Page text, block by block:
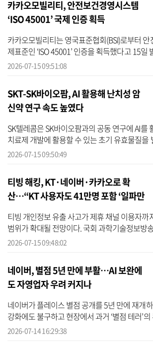
카카오모빌리티, 안전보건경영시스템
‘ISO 45001’ 국제 인증 획득
카카오모빌리티는 영국표준협회(BSI)로부터
제표준인 ‘ISO 45001’ 인증을 획득했다고 15일
국제표준화기구(ISO)가 제정한 산업안전보건 경
2026-07-15 09:51:08
SKT-SK바이오팜, AI 활용해 난치성 암
신약 연구 속도 높였다
SK텔레콤은 SK바이오팜과의 공동 연구에 AI를
치료제 개발에 활용할 수 있는 초기 유효물질을
혔다. 양사는 이번 연구를 통해 암세포 표면에 나
2026-07-15 09:50:49
티빙 해킹, KT·네이버·카카오로 확
산…“KT 사용자도 41만명 포함 ‘일파만
파’”
티빙 개인정보 유출 사고가 제휴 채널 이용자까
범위가 확대될 전망이다. 국회 과학기술정보방
정헌 더불어민주당 의원실이 과학기술정보통신
2026-07-15 09:48:02
네이버, 별점 5년 만에 부활…AI 보완에
도 자영업자 우려 커지나
네이버가 플레이스 별점 공개를 5년 만에 재개
강화에도 불구하고 현장에서 과거 ‘별점 테러’
있다는 우려를 낳고 있다. 소상공인연합회(소공
2026-07-14 16:29:38